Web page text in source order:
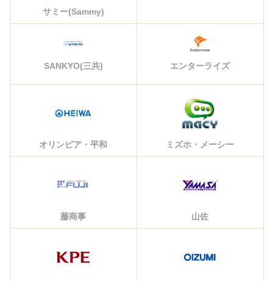
サミー(Sammy)
SANKYO(三共) エンターライズ
オリンピア・平和 ミズホ・メーシー
藤商事 山佐